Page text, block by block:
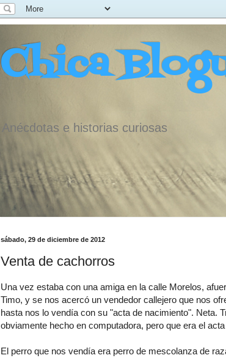
Chica
Anécdotas e historias curiosas
sábado, 29 de diciembre de 2012
Venta de cachorros
Una vez estaba con una amiga en la calle Morelos,
Timo, y se nos acercó un vendedor callejero que nos
hasta nos lo vendía con su "acta de nacimiento". Neta.
obviamente hecho en computadora, pero que era el
El perro que nos vendía era perro de mescolanza de